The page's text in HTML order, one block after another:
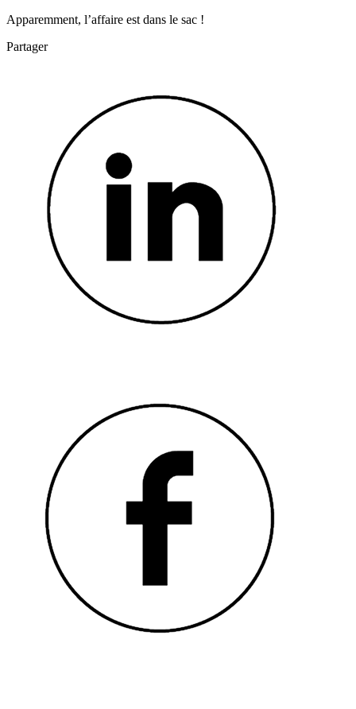
Apparemment, l’affaire est dans le sac !
Partager